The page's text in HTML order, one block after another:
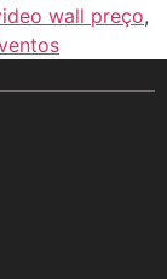
wall preço,